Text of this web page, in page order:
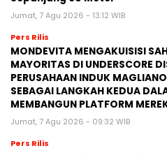
Jumat, 7 Agu 2026 - 13:12 WIB
Pers Rilis
MONDEVITA MENGAKUISISI
MAYORITAS DI UNDERSCORE
PERUSAHAAN INDUK
SEBAGAI LANGKAH KEDUA
MEMBANGUN PLATFORM
Jumat, 7 Agu 2026 - 09:32 WIB
Pers Rilis